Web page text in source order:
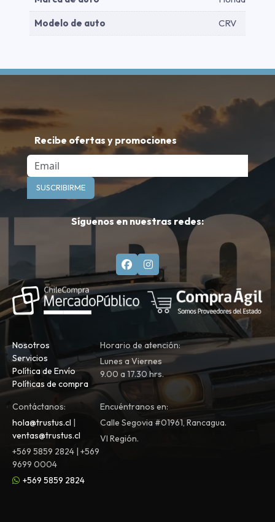
Modelo de auto CRV
Recibe ofertas y promociones
Email
SUSCRIBIRME
Síguenos en nuestras redes:
Nosotros
Servicios
Política de Envío
Políticas de compra
Horario de atención:
Lunes a Viernes
9.00 a 17.30 hrs.
Contáctanos:
hola@trustus.cl |
ventas@trustus.cl
+569 5859 2824 | +569
9699 0004
+569 5859 2824
Encuéntranos en:
Calle Segovia #01961, Rancagua.
VI Región.